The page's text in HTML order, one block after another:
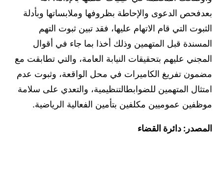
بعدفحص الدعوى والإحاطة بظروفها وملابساتها وبأدلة
الثبوت التي قام الاتهام عليها، فقد تبين ثبوت التهم
المسندة قبل المتهمين وذلك أخذا بما جاء في أقوال
المجني عليهم بتحقيقات النيابة العامة، والتي تطابقت مع
مضمون تفريغ الكاميرات في محل الواقعة، وثبوت عدم
امتثال المتهمين للضوابطالتنظيمية، والتعدي على سلامة
موظفين عموميين مكلفين بتأمين الفعالية الرياضية.
المصدر: دائرة القضاء